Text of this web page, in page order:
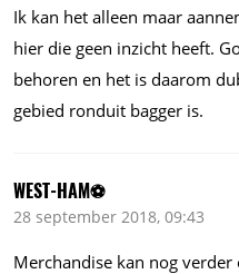
Ik kan het alleen maar
hier die geen inzicht heeft.
behoren en het is daarom
gebied ronduit bagger is.
WEST-HAM⚽️
28 september 2018, 09:43
Merchandise kan nog verder